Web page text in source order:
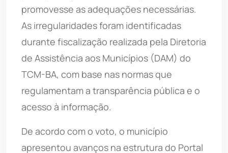
promovesse as adequações necessárias.
As irregularidades foram identificadas
durante fiscalização realizada pela Diretoria
de Assistência aos Municípios (DAM) do
TCM-BA, com base nas normas que
regulamentam a transparência pública e o
acesso à informação.
De acordo com o voto, o município
apresentou avanços na estrutura do Portal